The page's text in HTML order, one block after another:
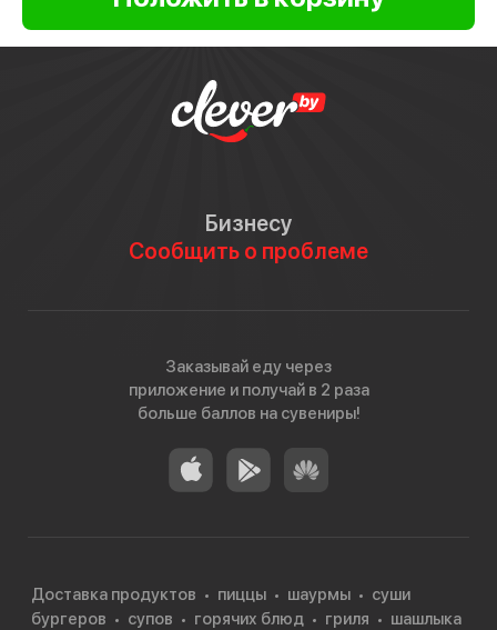
Бизнесу
Сообщить о проблеме
Заказывай еду через
приложение и получай в 2 раза
больше баллов на сувениры!
Доставка продуктов пиццы шаурмы
суши
бургеров
супов горячих блюд гриля
шашлыка